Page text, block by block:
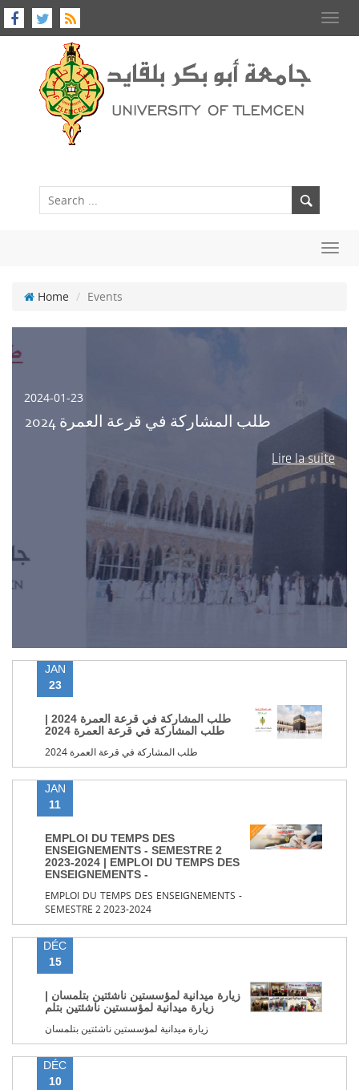
Home Events
2024-01-23
طلب المشاركة في قرعة العمرة 2024
Lire la suite
JAN
23
طلب المشاركة في قرعة العمرة 2024 |
طلب المشاركة في قرعة العمرة 2024
طلب المشاركة في قرعة العمرة 2024
JAN
11
EMPLOI DU TEMPS DES
ENSEIGNEMENTS - SEMESTRE 2
2023-2024 | EMPLOI DU TEMPS DES
ENSEIGNEMENTS -
EMPLOI DU TEMPS DES ENSEIGNEMENTS -
SEMESTRE 2 2023-2024
DÉC
15
زيارة ميدانية لمؤسستين ناشئتين بتلمسان |
زيارة ميدانية لمؤسستين ناشئتين بتلم
زيارة ميدانية لمؤسستين ناشئتين بتلمسان
DÉC
10